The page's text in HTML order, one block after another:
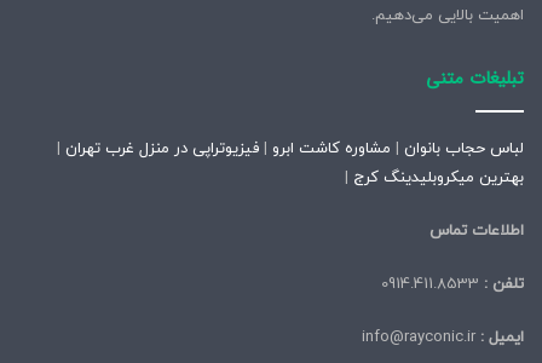
اهمیت بالایی می‌دهیم.
تبلیغات متنی
لباس حجاب بانوان | مشاوره کاشت ابرو | فیزیوتراپی در منزل غرب تهران |
بهترین میکروبلیدینگ کرج |
اطلاعات تماس
تلفن :
ایمیل :